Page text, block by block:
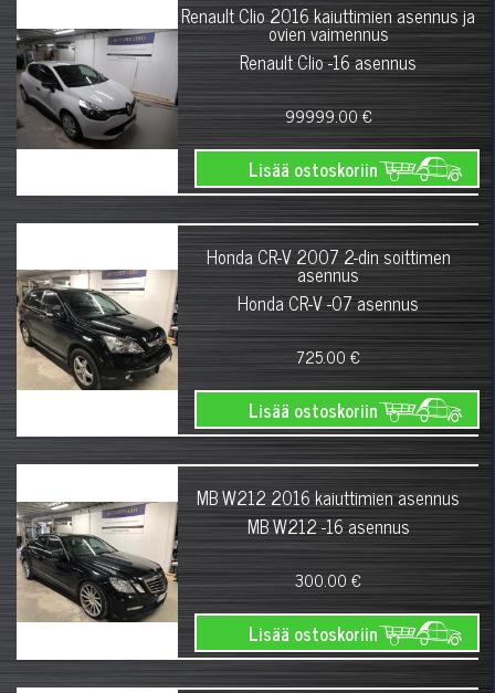
Renault Clio 2016 kaiuttimien asennus ja
ovien vaimennus
Renault Clio -16 asennus
99999.00 €
Lisää ostoskoriin
Honda CR-V 2007 2-din soittimen
asennus
Honda CR-V -07 asennus
725.00 €
Lisää ostoskoriin
MB W212 2016 kaiuttimien asennus
MB W212 -16 asennus
300.00 €
Lisää ostoskoriin